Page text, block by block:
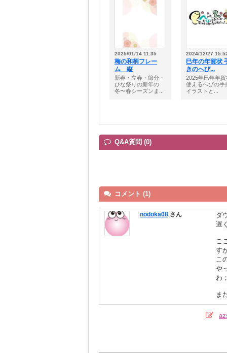
2025/01/14 11:35
梅の和柄フレー
ム 縦
新春・立春・節分・
ひな祭りの新年の
冬〜春シーズンま...
2024/12/27
巳年の年賀状
きのへび...
2025年巳年年
使えるへびの手
イラストと...
Q&A質問 (0)
コメント (1)
nodoka08 さん
ダ
遅
こ
す
こ
や
わ
ま